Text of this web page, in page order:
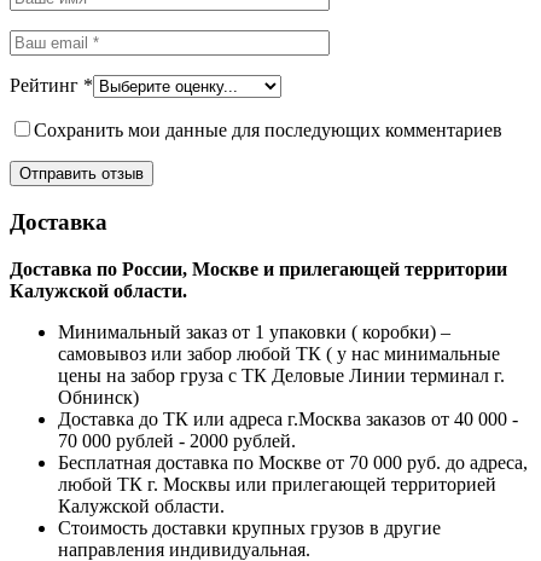
Рейтинг *
Сохранить мои данные для последующих комментариев
Доставка
Доставка по России, Москве и прилегающей территории
Калужской области.
Минимальный заказ от 1 упаковки ( коробки) –
самовывоз или забор любой ТК ( у нас минимальные
цены на забор груза с ТК Деловые Линии терминал г.
Обнинск)
Доставка до ТК или адреса г.Москва заказов от 40 000 -
70 000 рублей - 2000 рублей.
Бесплатная доставка по Москве от 70 000 руб. до адреса,
любой ТК г. Москвы или прилегающей территорией
Калужской области.
Стоимость доставки крупных грузов в другие
направления индивидуальная.